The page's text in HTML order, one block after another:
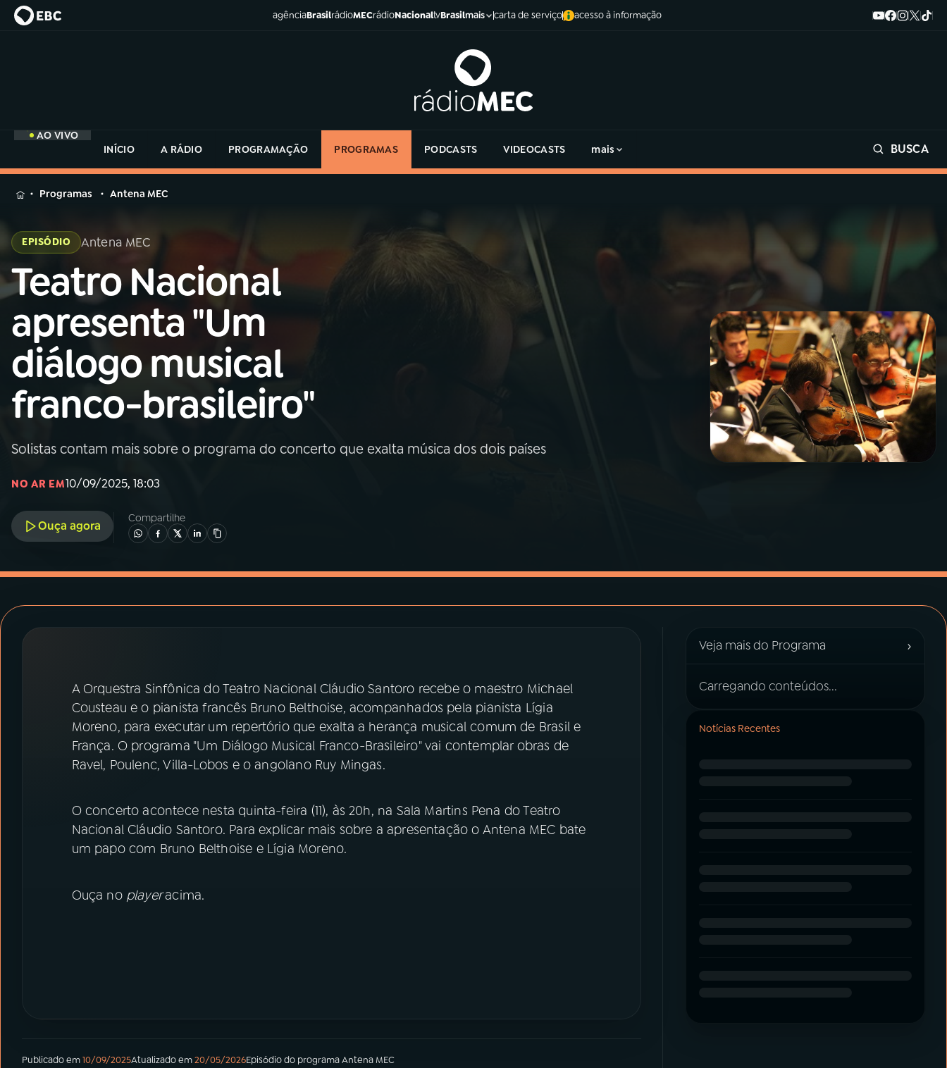
agênciaBrasilrádioMECrádioNacionaltvBrasilmais carta de serviço acesso à informação
AO VIVO
INÍCIO
A RÁDIO PROGRAMAÇÃO PROGRAMAS PODCASTS VIDEOCASTS mais BUSCA
MENU
Buscar
na
Rádio
MEC
AO VIVO
01INÍCIO
02A RÁDIO
03PROGRAMAÇÃO
05PODCASTS
ACOMPANHE A RÁDIO MEC
YouTube Facebook
na
Rádio
Programas Antena MEC
EPISÓDIO Antena MEC
Teatro Nacional
apresenta "Um
diálogo musical
franco-brasileiro"
Solistas contam mais sobre o programa do concerto que exalta música dos dois países
NO AR EM10/09/2025, 18:03
Ouça agora
Compartilhe
A Orquestra Sinfônica do Teatro Nacional Cláudio Santoro recebe o maestro Michael
Cousteau e o pianista francês Bruno Belthoise, acompanhados pela pianista Lígia
Moreno, para executar um repertório que exalta a herança musical comum de Brasil e
França. O programa "Um Diálogo Musical Franco-Brasileiro" vai contemplar obras de
Ravel, Poulenc, Villa-Lobos e o angolano Ruy Mingas.
O concerto acontece nesta quinta-feira (11), às 20h, na Sala Martins Pena do Teatro
Nacional Cláudio Santoro. Para explicar mais sobre a apresentação o Antena MEC bate
um papo com Bruno Belthoise e Lígia Moreno.
Ouça no playeracima.
Publicado em10/09/2025Atualizado em20/05/2026Episódiodo programaAntena MEC
Veja mais do Programa ›
Carregando conteúdos...
Notícias Recentes